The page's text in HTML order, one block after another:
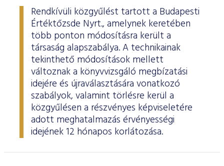
Rendkívüli közgyűlést tartott a Budapesti
Értéktőzsde Nyrt., amelynek keretében
több ponton módosításra került a
társaság alapszabálya. A technikainak
tekinthető módosítások mellett
változnak a könyvvizsgáló megbízatási
idejére és újraválasztására vonatkozó
szabályok, valamint törlésre kerül a
közgyűlésen a részvényes képviseletére
adott meghatalmazás érvényességi
idejének 12 hónapos korlátozása.